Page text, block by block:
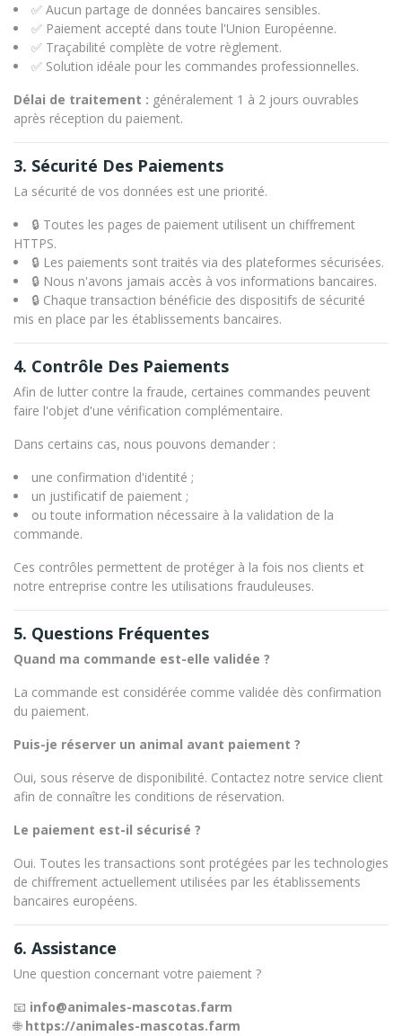
✅ Aucun partage de données bancaires sensibles.
✅ Paiement accepté dans toute l'Union Européenne.
✅ Traçabilité complète de votre règlement.
✅ Solution idéale pour les commandes professionnelles.
Délai de traitement : généralement 1 à 2 jours ouvrables
après réception du paiement.
3. Sécurité Des Paiements
La sécurité de vos données est une priorité.
🔒 Toutes les pages de paiement utilisent un chiffrement
HTTPS.
🔒 Les paiements sont traités via des plateformes sécurisées.
🔒 Nous n'avons jamais accès à vos informations bancaires.
🔒 Chaque transaction bénéficie des dispositifs de sécurité
mis en place par les établissements bancaires.
4. Contrôle Des Paiements
Afin de lutter contre la fraude, certaines commandes peuvent
faire l'objet d'une vérification complémentaire.
Dans certains cas, nous pouvons demander :
une confirmation d'identité ;
un justificatif de paiement ;
ou toute information nécessaire à la validation de la
commande.
Ces contrôles permettent de protéger à la fois nos clients et
notre entreprise contre les utilisations frauduleuses.
5. Questions Fréquentes
Quand ma commande est-elle validée ?
La commande est considérée comme validée dès confirmation
du paiement.
Puis-je réserver un animal avant paiement ?
Oui, sous réserve de disponibilité. Contactez notre service client
afin de connaître les conditions de réservation.
Le paiement est-il sécurisé ?
Oui. Toutes les transactions sont protégées par les technologies
de chiffrement actuellement utilisées par les établissements
bancaires européens.
6. Assistance
Une question concernant votre paiement ?
📧 info@animales-mascotas.farm
🌐 https://animales-mascotas.farm